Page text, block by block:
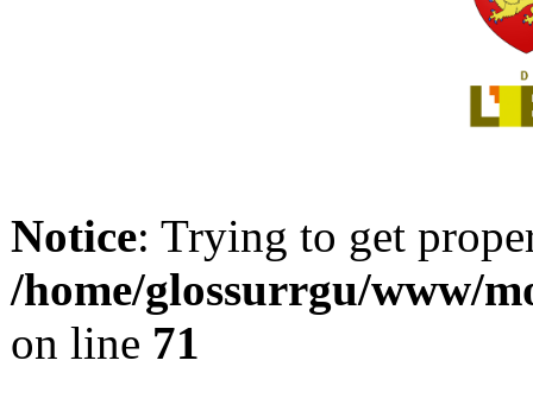
Notice: Trying to get
/home/glossurrgu/www/
on line 71